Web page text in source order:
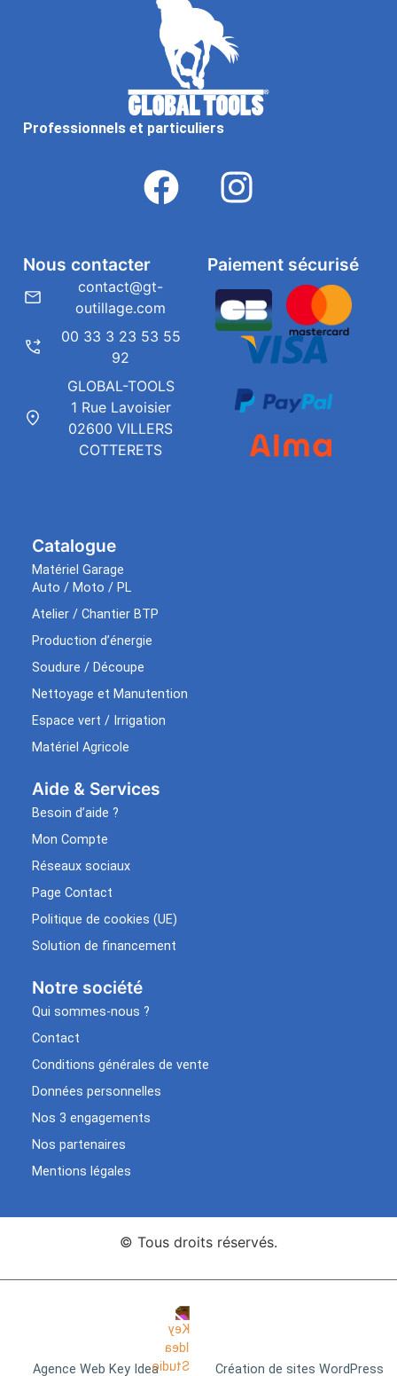
Professionnels et particuliers
Catalogue
Matériel Garage
Auto / Moto / PL
Atelier / Chantier BTP
Production d’énergie
Soudure / Découpe
Nettoyage et Manutention
Espace vert / Irrigation
Matériel Agricole
Aide & Services​
Besoin d’aide ?
Mon Compte
Réseaux sociaux
Page Contact
Politique de cookies (UE)
Solution de financement
Notre société
Qui sommes-nous ?
Contact
Conditions générales de vente
Données personnelles
Nos 3 engagements
Nos partenaires
Mentions légales
Paiement sécurisé
Nous contacter
contact@gt-
outillage.com
00 33 3 23 53 55
92
GLOBAL-TOOLS
1 Rue Lavoisier
02600 VILLERS
COTTERETS
© Tous droits réservés.
Agence Web Key Idea
Création de sites WordPress